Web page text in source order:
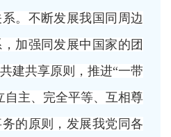
。不断发展我国同周边
加强同发展中国家的团
建共享原则，推进“一带
自主、完全平等、互相尊
的原则，发展我党同各